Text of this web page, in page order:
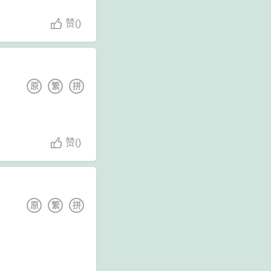
赞()
拼
繁
原
赞()
拼
繁
原